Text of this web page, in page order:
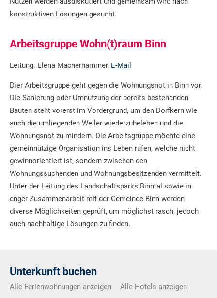
konstruktiven Lösungen gesucht.
Arbeitsgruppe Wohn(t)raum Binn
Leitung: Elena Macherhammer, E-Mail
Dier Arbeitsgruppe geht gegen die Wohnungsnot in Binn vor.
Die Sanierung oder Umnutzung der bereits bestehenden
Bauten steht vorerst im Vordergrund, um den Dorfkern wie
auch die umliegenden Weiler wiederzubeleben und die
Wohnungsnot zu mindern. Die Arbeitsgruppe möchte eine
gemeinnützige Organisation ins Leben rufen, welche nicht
gewinnorientiert ist, sondern zwischen den
Wohnungssuchenden und Wohnungsbesitzenden vermittelt.
Unter der Leitung des Landschaftsparks Binntal sowie in
enger Zusammenarbeit mit der Gemeinde Binn werden
diverse Möglichkeiten geprüft, um möglichst rasch, jedoch
auch nachhaltige Lösungen zu finden.
Unterkunft buchen
Alle Ferienwohnungen anzeigen Alle Hotels anzeigen